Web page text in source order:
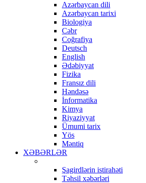
Azərbaycan dili
Azərbaycan tarixi
Biologiya
Cəbr
Coğrafiya
Deutsch
English
Ədəbiyyat
Fizika
Fransız dili
Həndəsə
İnformatika
Kimya
Riyaziyyat
Ümumi tarix
Yös
Məntiq
XƏBƏRLƏR
Şagirdlərin istirahəti
Təhsil xəbərləri